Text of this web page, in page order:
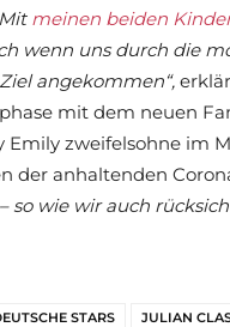
meinen beiden
wenn uns durch die
angekommen“,
mit dem neuen
zweifelsohne im
der anhaltenden
so wie wir auch
STARS JULIAN